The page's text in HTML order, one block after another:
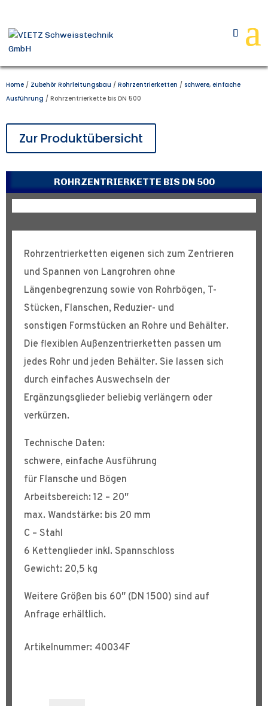
Home / Zubehör Rohrleitungsbau / Rohrzentrierketten / schwere, einfache
Ausführung / Rohrzentrierkette bis DN 500
Zur Produktübersicht
ROHRZENTRIERKETTE BIS DN 500
Rohrzentrierketten eigenen sich zum Zentrieren
und Spannen von Langrohren ohne
Längenbegrenzung sowie von Rohrbögen, T-
Stücken, Flanschen, Reduzier- und
sonstigen Formstücken an Rohre und Behälter.
Die flexiblen Außenzentrierketten passen um
jedes Rohr und jeden Behälter. Sie lassen sich
durch einfaches Auswechseln der
Ergänzungsglieder beliebig verlängern oder
verkürzen.
Technische Daten:
schwere, einfache Ausführung
für Flansche und Bögen
Arbeitsbereich: 12 – 20″
max. Wandstärke: bis 20 mm
C – Stahl
6 Kettenglieder inkl. Spannschloss
Gewicht: 20,5 kg
Weitere Größen bis 60″ (DN 1500) sind auf
Anfrage erhältlich.
Artikelnummer: 40034F